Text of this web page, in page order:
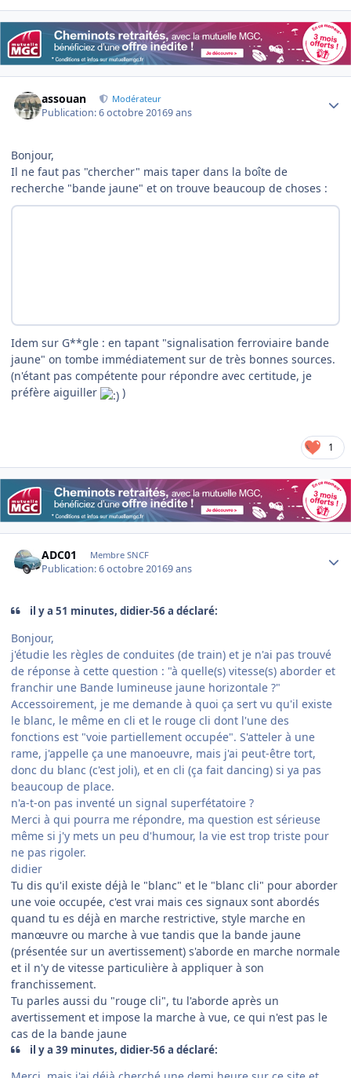
assouan Modérateur
Publication:6 octobre 20169 ans
Bonjour,
Il ne faut pas "chercher" mais taper dans la boîte de
recherche "bande jaune" et on trouve beaucoup de choses :
Idem sur G**gle : en tapant "signalisation ferroviaire bande
jaune" on tombe immédiatement sur de très bonnes sources.
(n'étant pas compétente pour répondre avec certitude, je
préfère aiguiller
)
1
ADC01 Membre SNCF
Publication:6 octobre 20169 ans
il y a 51 minutes, didier-56 a déclaré:
Bonjour,
j'étudie les règles de conduites (de train) et je n'ai pas trouvé
de réponse à cette question : "à quelle(s) vitesse(s) aborder et
franchir une Bande lumineuse jaune horizontale ?"
Accessoirement, je me demande à quoi ça sert vu qu'il existe
le blanc, le même en cli et le rouge cli dont l'une des
fonctions est "voie partiellement occupée". S'atteler à une
rame, j'appelle ça une manoeuvre, mais j'ai peut-être tort,
donc du blanc (c'est joli), et en cli (ça fait dancing) si ya pas
beaucoup de place.
n'a-t-on pas inventé un signal superfétatoire ?
Merci à qui pourra me répondre, ma question est sérieuse
même si j'y mets un peu d'humour, la vie est trop triste pour
ne pas rigoler.
didier
Tu dis qu'il existe déjà le "blanc" et le "blanc cli" pour aborder
une voie occupée, c'est vrai mais ces signaux sont abordés
quand tu es déjà en marche restrictive, style marche en
manœuvre ou marche à vue tandis que la bande jaune
(présentée sur un avertissement) s'aborde en marche normale
et il n'y de vitesse particulière à appliquer à son
franchissement.
Tu parles aussi du "rouge cli", tu l'aborde après un
avertissement et impose la marche à vue, ce qui n'est pas le
cas de la bande jaune
il y a 39 minutes, didier-56 a déclaré: